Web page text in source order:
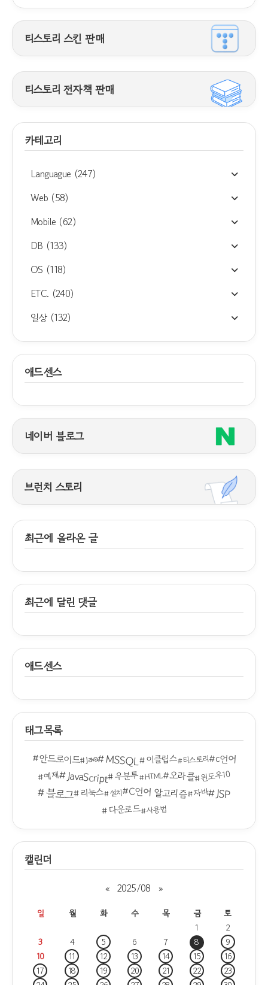
티스토리 스킨 판매
티스토리 전자책 판매
카테고리
Languague (247)
Web (58)
Mobile (62)
DB (133)
OS (118)
ETC. (240)
일상 (132)
애드센스
네이버 블로그
브런치 스토리
최근에 올라온 글
최근에 달린 댓글
애드센스
태그목록
안드로이드 Java MSSQL 이클립스 티스토리 c언어
예제 JavaScript 우분투 HTML 오라클 윈도우10
블로그 리눅스 설치 C언어 알고리즘 자바 JSP
다운로드 사용법
캘린더
« 2025/08 »
일 월 화 수 목 금
토
1
2
3
4 5 6 7 8
9
10
11 12 13 14 15
16
17
18 19 20 21 22
23